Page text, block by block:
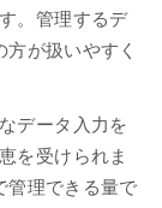
。管理するデ
が扱いやすく
データ入力を
を受けられま
管理できる量で